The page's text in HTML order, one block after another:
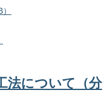
法について（分